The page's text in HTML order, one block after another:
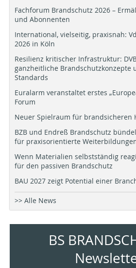
Fachforum Brandschutz 2026 –
und Abonnenten
International, vielseitig, praxisnah:
2026 in Köln
Resilienz kritischer Infrastruktur:
ganzheitliche Brandschutzkonzepte
Standards
Euralarm veranstaltet erstes
Forum
Neuer Spielraum für brandsicheren
BZB und Endreß Brandschutz
für praxisorientierte
Wenn Materialien selbstständig
für den passiven Brandschutz
BAU 2027 zeigt Potential einer
>> Alle News
BS